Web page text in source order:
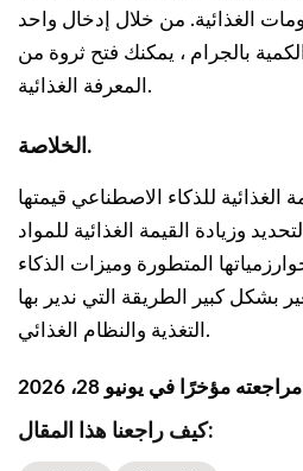
الغذائية. من خلال إدخال واحد
بالجرام ، يمكنك فتح ثروة من
المعرفة الغذائية.
الخلاصة.
الغذائية للذكاء الاصطناعي قيمتها
وزيادة القيمة الغذائية للمواد
المتطورة وميزات الذكاء
بشكل كبير الطريقة التي ندير بها
التغذية والنظام الغذائي.
مؤخرًا في يونيو 28، 2026
كيف راجعنا هذا المقال: